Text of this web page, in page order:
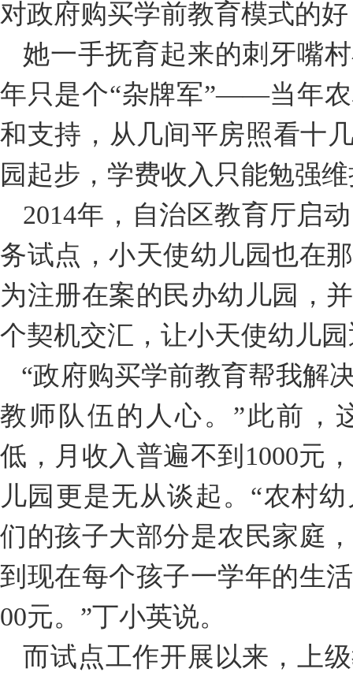
对政府购买学前教育模式的
她一手抚育起来的刺牙嘴
年只是个“杂牌军”——当年
和支持，从几间平房照看十
园起步，学费收入只能勉强
2014年，自治区教育厅启
务试点，小天使幼儿园也在
为注册在案的民办幼儿园，
个契机交汇，让小天使幼儿
“政府购买学前教育帮我解
教师队伍的人心。”此前，
低，月收入普遍不到1000元
儿园更是无从谈起。“农村
们的孩子大部分是农民家庭
到现在每个孩子一学年的生
00元。”丁小英说。
而试点工作开展以来，上